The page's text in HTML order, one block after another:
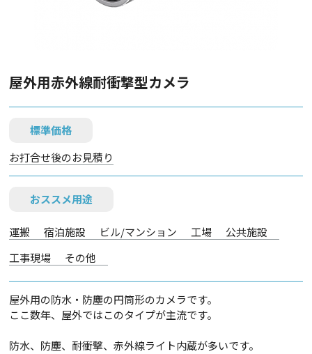
屋外用赤外線耐衝撃型カメラ
標準価格
お打合せ後のお見積り
おススメ用途
運搬 宿泊施設 ビル/マンション 工場
公共施設
工事現場
その他
屋外用の防水・防塵の円筒形のカメラです。
ここ数年、屋外ではこのタイプが主流です。
防水、防塵、耐衝撃、赤外線ライト内蔵が多いです。